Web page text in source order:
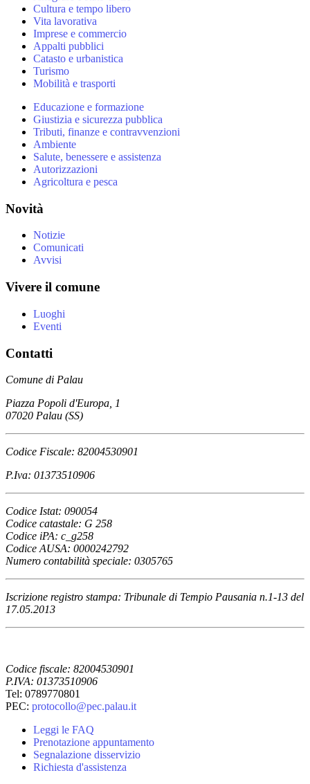
Cultura e tempo libero
Vita lavorativa
Imprese e commercio
Appalti pubblici
Catasto e urbanistica
Turismo
Mobilità e trasporti
Educazione e formazione
Giustizia e sicurezza pubblica
Tributi, finanze e contravvenzioni
Ambiente
Salute, benessere e assistenza
Autorizzazioni
Agricoltura e pesca
Novità
Notizie
Comunicati
Avvisi
Vivere il comune
Luoghi
Eventi
Contatti
Comune di Palau
Piazza Popoli d'Europa, 1
07020 Palau (SS)
Codice Fiscale: 82004530901
P.Iva: 01373510906
Codice Istat: 090054
Codice catastale: G 258
Codice iPA: c_g258
Codice AUSA: 0000242792
Numero contabilità speciale: 0305765
Iscrizione registro stampa: Tribunale di Tempio Pausania n.1-13 del
17.05.2013
Codice fiscale: 82004530901
P.IVA: 01373510906
Tel: 0789770801
PEC: protocollo@pec.palau.it
Leggi le FAQ
Prenotazione appuntamento
Segnalazione disservizio
Richiesta d'assistenza